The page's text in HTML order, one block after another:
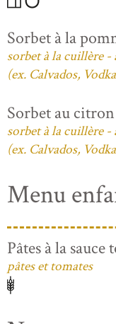
Sorbet à la
sorbet à la cuillère -
(ex. Calvados,
Sorbet au citron
sorbet à la cuillère -
(ex. Calvados,
Menu
Pâtes à la sauce
pâtes et tomates